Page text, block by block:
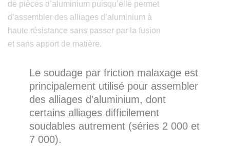
de pièces d’aluminium puisqu’elle permet
d’assembler des alliages d’aluminium à
haute résistance sans passer par la fusion
et sans apport de matière.
Le soudage par friction malaxage est
principalement utilisé pour assembler
des alliages d'aluminium, dont
certains alliages difficilement
soudables autrement (séries 2 000 et
7 000).